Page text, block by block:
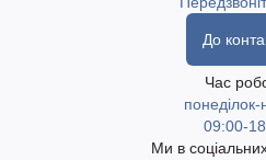
До
Час
понеділок-
09:00-
Ми в